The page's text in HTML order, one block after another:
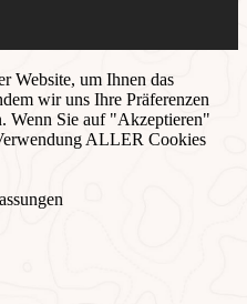
Website, um Ihnen das
wir uns Ihre Präferenzen
Wenn Sie auf "Akzeptieren"
ALLER Cookies